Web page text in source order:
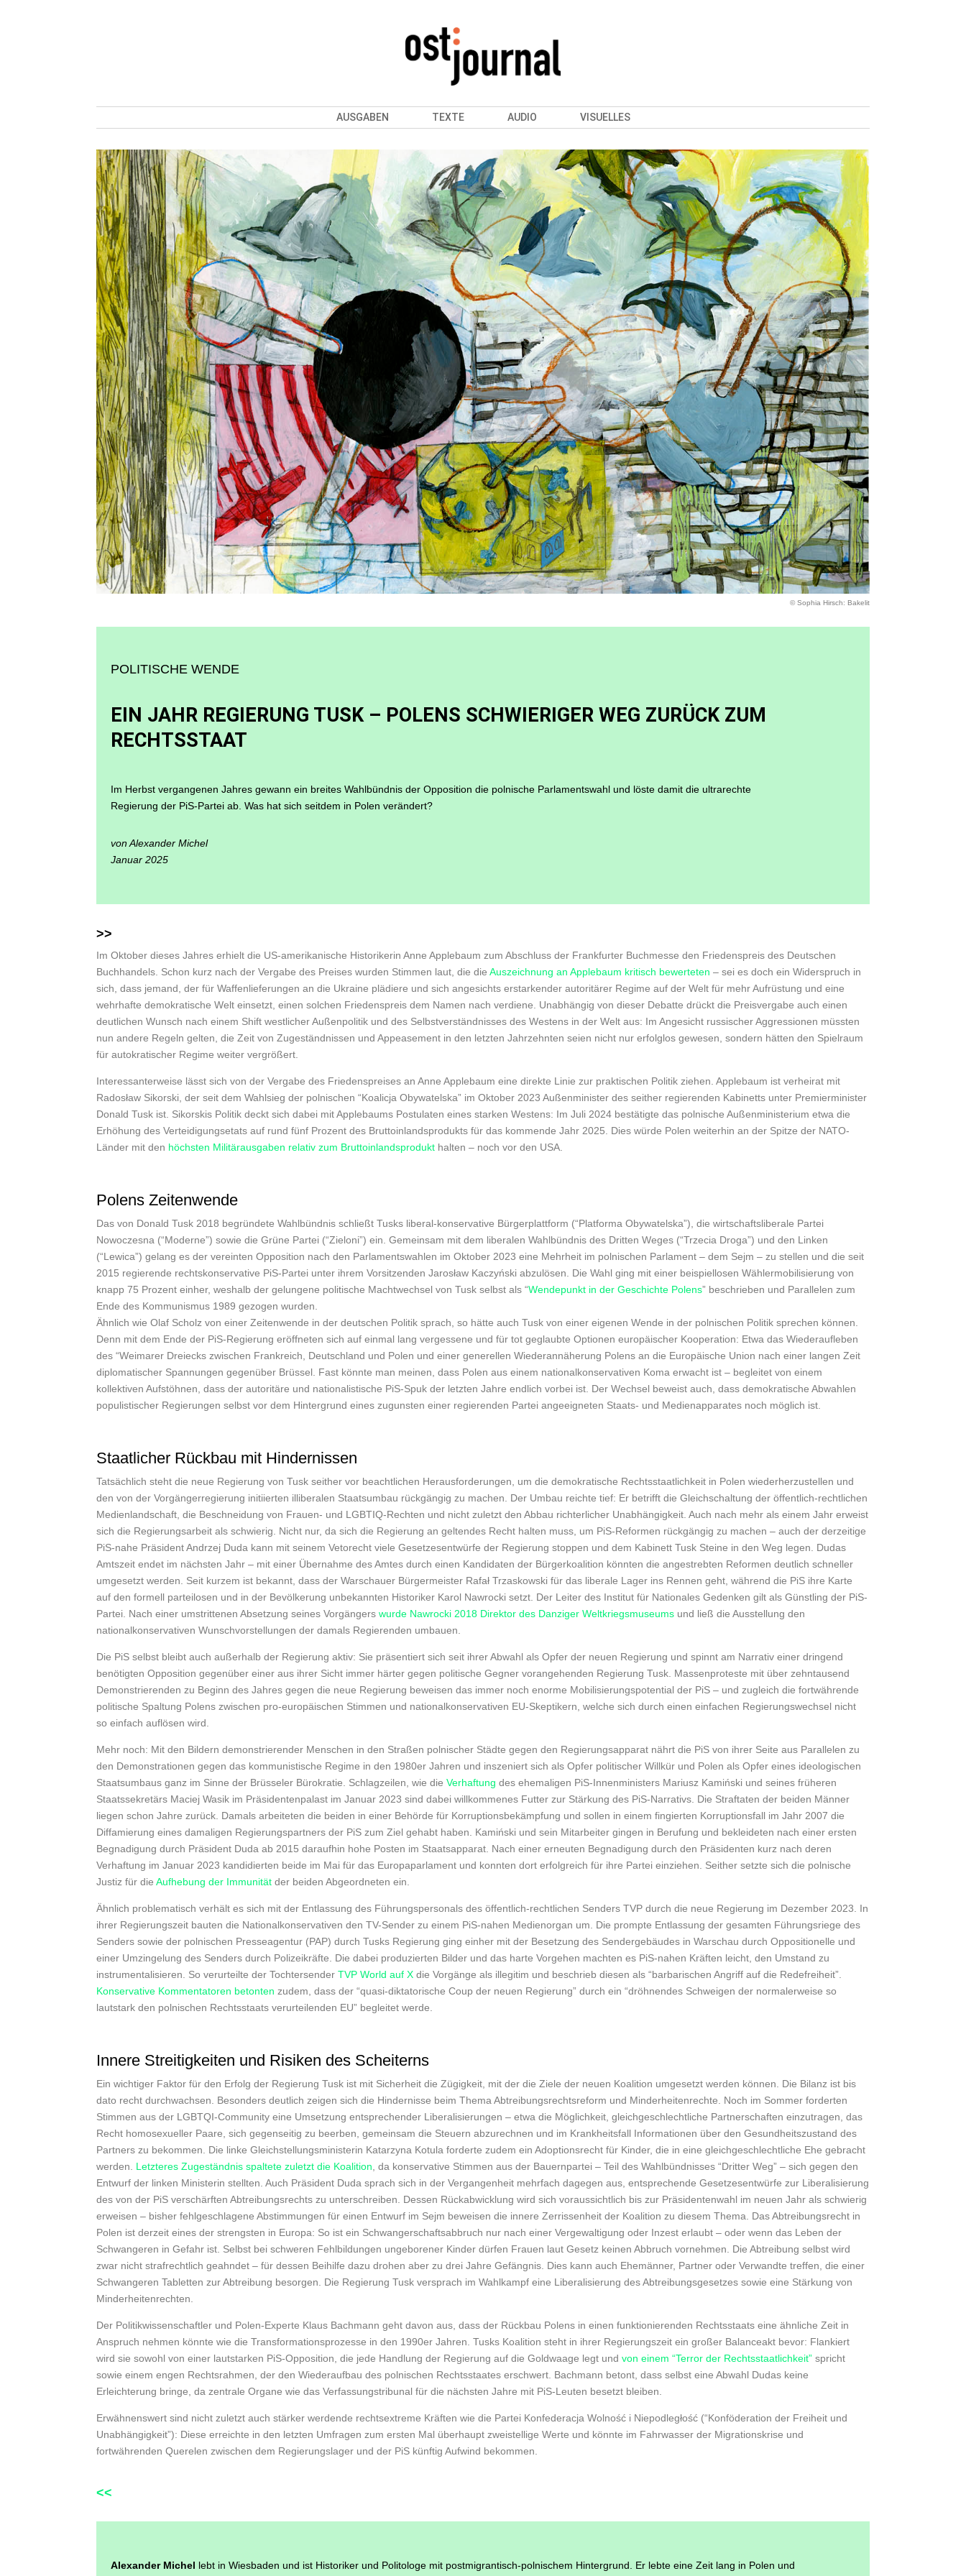
AUSGABEN TEXTE AUDIO VISUELLES
© Sophia Hirsch: Bakelit
POLITISCHE WENDE
EIN JAHR REGIERUNG TUSK – POLENS SCHWIERIGER WEG ZURÜCK ZUM
RECHTSSTAAT
Im Herbst vergangenen Jahres gewann ein breites Wahlbündnis der Opposition die polnische Parlamentswahl und löste damit die ultrarechte
Regierung der PiS-Partei ab. Was hat sich seitdem in Polen verändert?
von Alexander Michel
Januar 2025
>>
Im Oktober dieses Jahres erhielt die US-amerikanische Historikerin Anne Applebaum zum Abschluss der Frankfurter Buchmesse den Friedenspreis des Deutschen
Buchhandels. Schon kurz nach der Vergabe des Preises wurden Stimmen laut, die dieAuszeichnung an Applebaum kritisch bewerteten – sei es doch ein Widerspruch in
sich, dass jemand, der für Waffenlieferungen an die Ukraine plädiere und sich angesichts erstarkender autoritärer Regime auf der Welt für mehr Aufrüstung und eine
wehrhafte demokratische Welt einsetzt, einen solchen Friedenspreis dem Namen nach verdiene. Unabhängig von dieser Debatte drückt die Preisvergabe auch einen
deutlichen Wunsch nach einem Shift westlicher Außenpolitik und des Selbstverständnisses des Westens in der Welt aus: Im Angesicht russischer Aggressionen müssten
nun andere Regeln gelten, die Zeit von Zugeständnissen und Appeasement in den letzten Jahrzehnten seien nicht nur erfolglos gewesen, sondern hätten den Spielraum
für autokratischer Regime weiter vergrößert.
Interessanterweise lässt sich von der Vergabe des Friedenspreises an Anne Applebaum eine direkte Linie zur praktischen Politik ziehen. Applebaum ist verheirat mit
Radosław Sikorski, der seit dem Wahlsieg der polnischen “Koalicja Obywatelska” im Oktober 2023 Außenminister des seither regierenden Kabinetts unter Premierminister
Donald Tusk ist. Sikorskis Politik deckt sich dabei mit Applebaums Postulaten eines starken Westens: Im Juli 2024 bestätigte das polnische Außenministerium etwa die
Erhöhung des Verteidigungsetats auf rund fünf Prozent des Bruttoinlandsprodukts für das kommende Jahr 2025. Dies würde Polen weiterhin an der Spitze der NATO-
Länder mit den höchsten Militärausgaben relativ zum Bruttoinlandsprodukt halten – noch vor den USA.
Polens Zeitenwende
Das von Donald Tusk 2018 begründete Wahlbündnis schließt Tusks liberal-konservative Bürgerplattform (“Platforma Obywatelska”), die wirtschaftsliberale Partei
Nowoczesna (“Moderne”) sowie die Grüne Partei (“Zieloni”) ein. Gemeinsam mit dem liberalen Wahlbündnis des Dritten Weges (“Trzecia Droga”) und den Linken
(“Lewica”) gelang es der vereinten Opposition nach den Parlamentswahlen im Oktober 2023 eine Mehrheit im polnischen Parlament – dem Sejm – zu stellen und die seit
2015 regierende rechtskonservative PiS-Partei unter ihrem Vorsitzenden Jarosław Kaczyński abzulösen. Die Wahl ging mit einer beispiellosen Wählermobilisierung von
knapp 75 Prozent einher, weshalb der gelungene politische Machtwechsel von Tusk selbst als “Wendepunkt in der Geschichte Polens” beschrieben und Parallelen zum
Ende des Kommunismus 1989 gezogen wurden.
Ähnlich wie Olaf Scholz von einer Zeitenwende in der deutschen Politik sprach, so hätte auch Tusk von einer eigenen Wende in der polnischen Politik sprechen können.
Denn mit dem Ende der PiS-Regierung eröffneten sich auf einmal lang vergessene und für tot geglaubte Optionen europäischer Kooperation: Etwa das Wiederaufleben
des “Weimarer Dreiecks zwischen Frankreich, Deutschland und Polen und einer generellen Wiederannäherung Polens an die Europäische Union nach einer langen Zeit
diplomatischer Spannungen gegenüber Brüssel. Fast könnte man meinen, dass Polen aus einem nationalkonservativen Koma erwacht ist – begleitet von einem
kollektiven Aufstöhnen, dass der autoritäre und nationalistische PiS-Spuk der letzten Jahre endlich vorbei ist. Der Wechsel beweist auch, dass demokratische Abwahlen
populistischer Regierungen selbst vor dem Hintergrund eines zugunsten einer regierenden Partei angeeigneten Staats- und Medienapparates noch möglich ist.
Staatlicher Rückbau mit Hindernissen
Tatsächlich steht die neue Regierung von Tusk seither vor beachtlichen Herausforderungen, um die demokratische Rechtsstaatlichkeit in Polen wiederherzustellen und
den von der Vorgängerregierung initiierten illiberalen Staatsumbau rückgängig zu machen. Der Umbau reichte tief: Er betrifft die Gleichschaltung der öffentlich-rechtlichen
Medienlandschaft, die Beschneidung von Frauen- und LGBTIQ-Rechten und nicht zuletzt den Abbau richterlicher Unabhängigkeit. Auch nach mehr als einem Jahr erweist
sich die Regierungsarbeit als schwierig. Nicht nur, da sich die Regierung an geltendes Recht halten muss, um PiS-Reformen rückgängig zu machen – auch der derzeitige
PiS-nahe Präsident Andrzej Duda kann mit seinem Vetorecht viele Gesetzesentwürfe der Regierung stoppen und dem Kabinett Tusk Steine in den Weg legen. Dudas
Amtszeit endet im nächsten Jahr – mit einer Übernahme des Amtes durch einen Kandidaten der Bürgerkoalition könnten die angestrebten Reformen deutlich schneller
umgesetzt werden. Seit kurzem ist bekannt, dass der Warschauer Bürgermeister Rafał Trzaskowski für das liberale Lager ins Rennen geht, während die PiS ihre Karte
auf den formell parteilosen und in der Bevölkerung unbekannten Historiker Karol Nawrocki setzt. Der Leiter des Institut für Nationales Gedenken gilt als Günstling der PiS-
Partei. Nach einer umstrittenen Absetzung seines Vorgängerswurde Nawrocki 2018 Direktor des Danziger Weltkriegsmuseums und ließ die Ausstellung den
nationalkonservativen Wunschvorstellungen der damals Regierenden umbauen.
Die PiS selbst bleibt auch außerhalb der Regierung aktiv: Sie präsentiert sich seit ihrer Abwahl als Opfer der neuen Regierung und spinnt am Narrativ einer dringend
benötigten Opposition gegenüber einer aus ihrer Sicht immer härter gegen politische Gegner vorangehenden Regierung Tusk. Massenproteste mit über zehntausend
Demonstrierenden zu Beginn des Jahres gegen die neue Regierung beweisen das immer noch enorme Mobilisierungspotential der PiS – und zugleich die fortwährende
politische Spaltung Polens zwischen pro-europäischen Stimmen und nationalkonservativen EU-Skeptikern, welche sich durch einen einfachen Regierungswechsel nicht
so einfach auflösen wird.
Mehr noch: Mit den Bildern demonstrierender Menschen in den Straßen polnischer Städte gegen den Regierungsapparat nährt die PiS von ihrer Seite aus Parallelen zu
den Demonstrationen gegen das kommunistische Regime in den 1980er Jahren und inszeniert sich als Opfer politischer Willkür und Polen als Opfer eines ideologischen
Staatsumbaus ganz im Sinne der Brüsseler Bürokratie. Schlagzeilen, wie dieVerhaftung des ehemaligen PiS-Innenministers Mariusz Kamiński und seines früheren
Staatssekretärs Maciej Wasik im Präsidentenpalast im Januar 2023 sind dabei willkommenes Futter zur Stärkung des PiS-Narrativs. Die Straftaten der beiden Männer
liegen schon Jahre zurück. Damals arbeiteten die beiden in einer Behörde für Korruptionsbekämpfung und sollen in einem fingierten Korruptionsfall im Jahr 2007 die
Diffamierung eines damaligen Regierungspartners der PiS zum Ziel gehabt haben. Kamiński und sein Mitarbeiter gingen in Berufung und bekleideten nach einer ersten
Begnadigung durch Präsident Duda ab 2015 daraufhin hohe Posten im Staatsapparat. Nach einer erneuten Begnadigung durch den Präsidenten kurz nach deren
Verhaftung im Januar 2023 kandidierten beide im Mai für das Europaparlament und konnten dort erfolgreich für ihre Partei einziehen. Seither setzte sich die polnische
Justiz für dieAufhebung der Immunität der beiden Abgeordneten ein.
Ähnlich problematisch verhält es sich mit der Entlassung des Führungspersonals des öffentlich-rechtlichen Senders TVP durch die neue Regierung im Dezember 2023. In
ihrer Regierungszeit bauten die Nationalkonservativen den TV-Sender zu einem PiS-nahen Medienorgan um. Die prompte Entlassung der gesamten Führungsriege des
Senders sowie der polnischen Presseagentur (PAP) durch Tusks Regierung ging einher mit der Besetzung des Sendergebäudes in Warschau durch Oppositionelle und
einer Umzingelung des Senders durch Polizeikräfte. Die dabei produzierten Bilder und das harte Vorgehen machten es PiS-nahen Kräften leicht, den Umstand zu
instrumentalisieren. So verurteilte der TochtersenderTVP World auf X die Vorgänge als illegitim und beschrieb diesen als “barbarischen Angriff auf die Redefreiheit”.
Konservative Kommentatoren betonten zudem, dass der “quasi-diktatorische Coup der neuen Regierung” durch ein “dröhnendes Schweigen der normalerweise so
lautstark den polnischen Rechtsstaats verurteilenden EU” begleitet werde.
Innere Streitigkeiten und Risiken des Scheiterns
Ein wichtiger Faktor für den Erfolg der Regierung Tusk ist mit Sicherheit die Zügigkeit, mit der die Ziele der neuen Koalition umgesetzt werden können. Die Bilanz ist bis
dato recht durchwachsen. Besonders deutlich zeigen sich die Hindernisse beim Thema Abtreibungsrechtsreform und Minderheitenrechte. Noch im Sommer forderten
Stimmen aus der LGBTQI-Community eine Umsetzung entsprechender Liberalisierungen – etwa die Möglichkeit, gleichgeschlechtliche Partnerschaften einzutragen, das
Recht homosexueller Paare, sich gegenseitig zu beerben, gemeinsam die Steuern abzurechnen und im Krankheitsfall Informationen über den Gesundheitszustand des
Partners zu bekommen. Die linke Gleichstellungsministerin Katarzyna Kotula forderte zudem ein Adoptionsrecht für Kinder, die in eine gleichgeschlechtliche Ehe gebracht
werden. Letzteres Zugeständnis spaltete zuletzt die Koalition , da konservative Stimmen aus der Bauernpartei – Teil des Wahlbündnisses “Dritter Weg” – sich gegen den
Entwurf der linken Ministerin stellten. Auch Präsident Duda sprach sich in der Vergangenheit mehrfach dagegen aus, entsprechende Gesetzesentwürfe zur Liberalisierung
des von der PiS verschärften Abtreibungsrechts zu unterschreiben. Dessen Rückabwicklung wird sich voraussichtlich bis zur Präsidentenwahl im neuen Jahr als schwierig
erweisen – bisher fehlgeschlagene Abstimmungen für einen Entwurf im Sejm beweisen die innere Zerrissenheit der Koalition zu diesem Thema. Das Abtreibungsrecht in
Polen ist derzeit eines der strengsten in Europa: So ist ein Schwangerschaftsabbruch nur nach einer Vergewaltigung oder Inzest erlaubt – oder wenn das Leben der
Schwangeren in Gefahr ist. Selbst bei schweren Fehlbildungen ungeborener Kinder dürfen Frauen laut Gesetz keinen Abbruch vornehmen. Die Abtreibung selbst wird
zwar nicht strafrechtlich geahndet – für dessen Beihilfe dazu drohen aber zu drei Jahre Gefängnis. Dies kann auch Ehemänner, Partner oder Verwandte treffen, die einer
Schwangeren Tabletten zur Abtreibung besorgen. Die Regierung Tusk versprach im Wahlkampf eine Liberalisierung des Abtreibungsgesetzes sowie eine Stärkung von
Minderheitenrechten.
Der Politikwissenschaftler und Polen-Experte Klaus Bachmann geht davon aus, dass der Rückbau Polens in einen funktionierenden Rechtsstaats eine ähnliche Zeit in
Anspruch nehmen könnte wie die Transformationsprozesse in den 1990er Jahren. Tusks Koalition steht in ihrer Regierungszeit ein großer Balanceakt bevor: Flankiert
wird sie sowohl von einer lautstarken PiS-Opposition, die jede Handlung der Regierung auf die Goldwaage legt undvon einem “Terror der Rechtsstaatlichkeit” spricht
sowie einem engen Rechtsrahmen, der den Wiederaufbau des polnischen Rechtsstaates erschwert. Bachmann betont, dass selbst eine Abwahl Dudas keine
Erleichterung bringe, da zentrale Organe wie das Verfassungstribunal für die nächsten Jahre mit PiS-Leuten besetzt bleiben.
Erwähnenswert sind nicht zuletzt auch stärker werdende rechtsextreme Kräften wie die Partei Konfederacja Wolność i Niepodległość (“Konföderation der Freiheit und
Unabhängigkeit”): Diese erreichte in den letzten Umfragen zum ersten Mal überhaupt zweistellige Werte und könnte im Fahrwasser der Migrationskrise und
fortwährenden Querelen zwischen dem Regierungslager und der PiS künftig Aufwind bekommen.
<<
Alexander Michel lebt in Wiesbaden und ist Historiker und Politologe mit postmigrantisch-polnischem Hintergrund. Er lebte eine Zeit lang in Polen und